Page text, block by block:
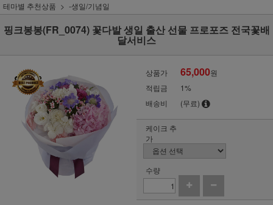
테마별 추천상품 -생일/기념일
핑크봉봉(FR_0074) 꽃다발 생일 출산 선물 프로포즈 전국꽃배
달서비스
상품가 65,000원
적립금
1%
배송비
(무료)
케이크 추
가
수량